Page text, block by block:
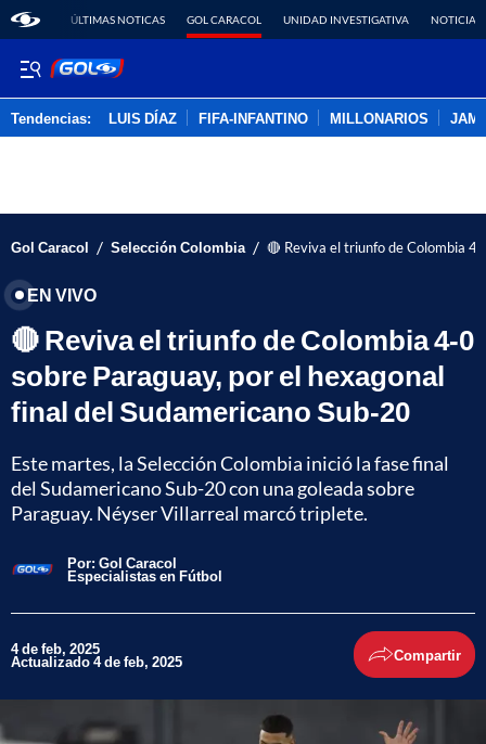
ÚLTIMAS NOTICAS GOL CARACOL UNIDAD INVESTIGATIVA NOTICIAS
Tendencias: LUIS DÍAZ FIFA-INFANTINO MILLONARIOS
Gol Caracol / Selección Colombia / 🔴 Reviva el triunfo de Colombia
EN VIVO
🔴 Reviva el triunfo de Colombia 4-0
sobre Paraguay, por el hexagonal
final del Sudamericano Sub-20
Este martes, la Selección Colombia inició la fase final
del Sudamericano Sub-20 con una goleada sobre
Paraguay. Néyser Villarreal marcó triplete.
Por: Gol Caracol
Especialistas en Fútbol
4 de feb, 2025
Actualizado 4 de feb, 2025 Compartir